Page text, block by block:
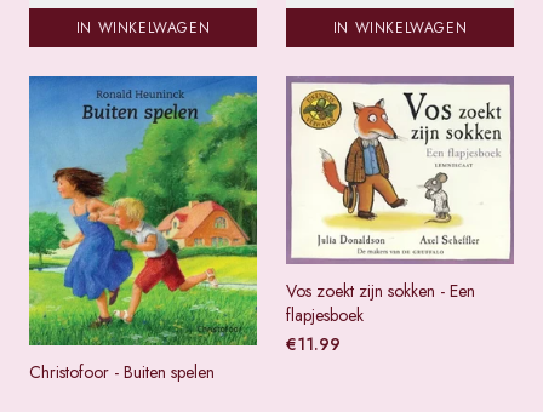
IN WINKELWAGEN IN WINKELWAGEN
Christofoor - Buiten spelen
Vos zoekt zijn sokken - Een
flapjesboek
€11.99